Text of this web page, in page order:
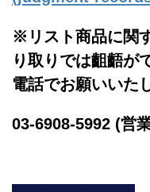
※リスト商品に関
り取りでは齟齬が
電話でお願いいた
03-6908-5992 (営